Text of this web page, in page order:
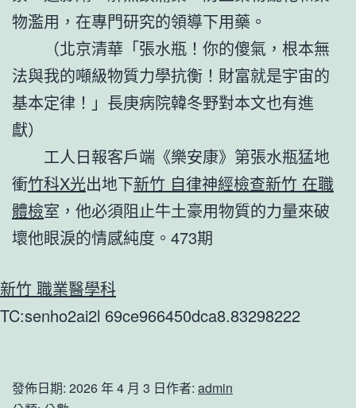
物濫用，在專門研究的領導下用藥。
（北京清華「張水瓶！你的傻氣，根本無
法與我的噸級物質力學抗衡！財富就是宇宙的
基本定律！」長庚病院韓冬野對本文也有進
獻）
工人日報客戶端《樂安康》第張水瓶猛地
衝竹科X光出地下新竹 自律神經檢查新竹 在職
體檢室，他必須阻止牛土豪用物質的力量來破
壞他眼淚的情感純度。473期
新竹 職業醫學科
TC:senho2ai2l 69ce966450dca8.83298222
發佈日期: 2026 年 4 月 3 日作者: admin